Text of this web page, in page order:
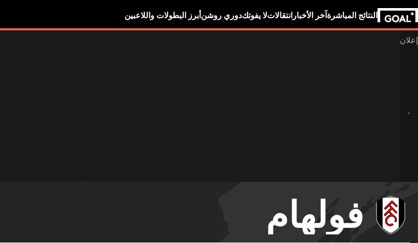
النتائج المباشرة آخر الأخبار انتقالاتلا يفوتكدوري روشن أبرز البطولات واللاعبين
فولهام